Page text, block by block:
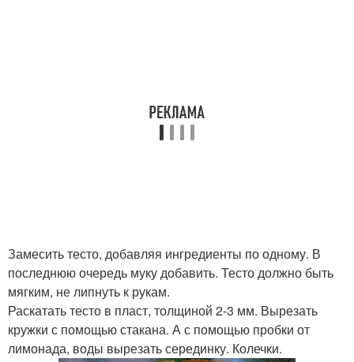
Замесить тесто, добавляя ингредиенты по одному. В
последнюю очередь муку добавить. Тесто должно быть
мягким, не липнуть к рукам.
Раскатать тесто в пласт, толщиной 2-3 мм. Вырезать
кружки с помощью стакана. А с помощью пробки от
лимонада, воды вырезать серединку. Колечки.